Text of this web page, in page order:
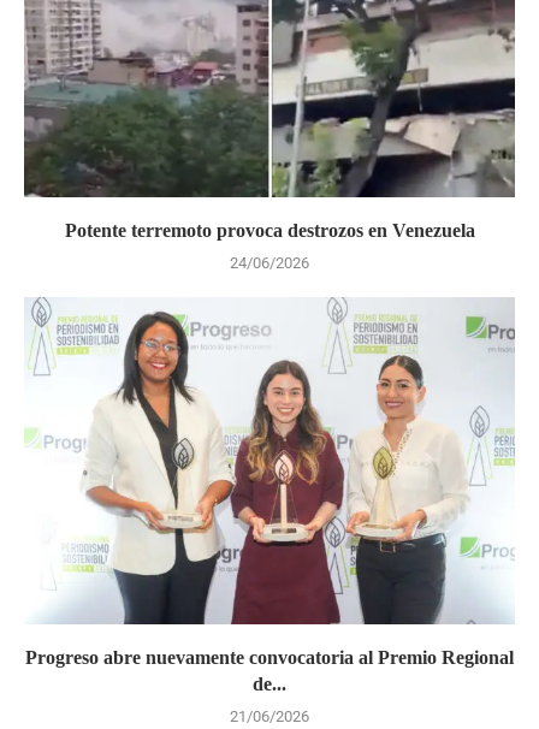
Potente terremoto provoca destrozos en Venezuela
24/06/2026
Progreso abre nuevamente convocatoria al Premio Regional
de...
21/06/2026